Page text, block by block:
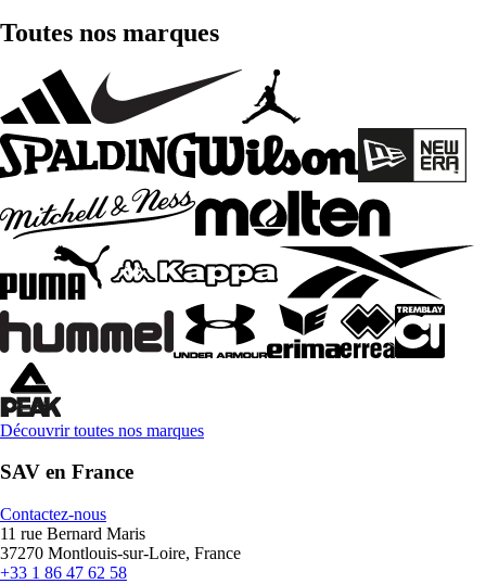
Toutes nos marques
Découvrir toutes nos marques
SAV en France
Contactez-nous
11 rue Bernard Maris
37270 Montlouis-sur-Loire, France
+33 1 86 47 62 58